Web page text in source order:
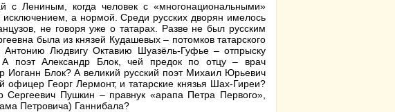
с Лениным, когда человек с «многонациональными»
а нормой. Среди русских дворян имелось
не говоря уже о татарах. Разве не был русским
была из князей Кудашевых – потомков татарского
Людвигу Октавию Шуазёль-Гуфье – отпрыску
А поэт Александр Блок, чей предок по отцу – врач
Иоганн Блок? А великий русский поэт Михаил Юрьевич
офицер Георг Лермонт, и татарские князья Шах-Гиреи?
Пушкин – правнук «арапа Петра Первого»,
Петровича) Ганнибала?